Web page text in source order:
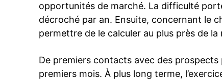
opportunités de marché. La difficulté
décroché par an. Ensuite, concernant le
permettre de le calculer au plus près de la
De premiers contacts avec des
premiers mois. À plus long terme,